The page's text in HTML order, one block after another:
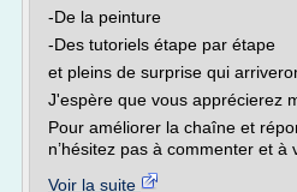
-De la peinture
-Des tutoriels étape par étape
et pleins de surprise qui
J'espère que vous apprécierez
Pour améliorer la chaîne et
n’hésitez pas à commenter et à
Voir la suite